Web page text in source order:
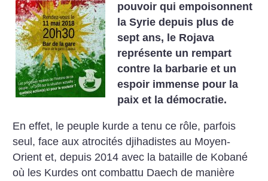
pouvoir qui empoisonnent
la Syrie depuis plus de
sept ans, le Rojava
représente un rempart
contre la barbarie et un
espoir immense pour la
paix et la démocratie.
En effet, le peuple kurde a tenu ce rôle, parfois
seul, face aux atrocités djihadistes au Moyen-
Orient et, depuis 2014 avec la bataille de Kobané
où les Kurdes ont combattu Daech de manière